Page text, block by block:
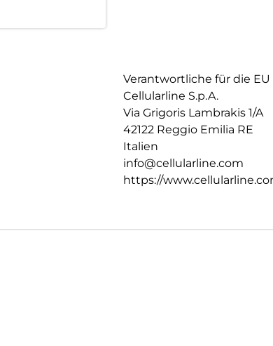
Verantwortliche für die EU
Cellularline S.p.A.
Via Grigoris Lambrakis 1/A
42122 Reggio Emilia RE
Italien
info@cellularline.com
https://